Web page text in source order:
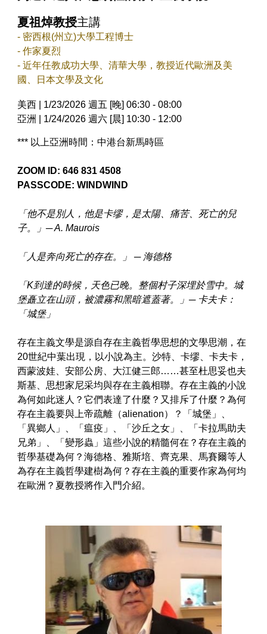
夏祖焯教授主講
- 密西根(州立)大學工程博士
- 作家夏烈
- 近年任教成功大學、清華大學，教授近代歐洲及美
國、日本文學及文化
美西 | 1/23/2026 週五 [晚] 06:30 - 08:00
亞洲 | 1/24/2026 週六 [晨] 10:30 - 12:00
*** 以上亞洲時間：中港台新馬時區
ZOOM ID: 646 831 4508
PASSCODE: WINDWIND
「他不是別人，他是卡缪，是太陽、痛苦、死亡的兒
子。」─ A. Maurois
「人是奔向死亡的存在。」 ─ 海德格
「K到達的時候，天色已晚。整個村子深埋於雪中。城
堡矗立在山頭，被濃霧和黑暗遮蓋著。」─ 卡夫卡：
「城堡」
存在主義文學是源自存在主義哲學思想的文學思潮，在
20世紀中葉出現，以小說為主。沙特、卡缪、卡夫卡，
西蒙波娃、安部公房、大江健三郎……甚至杜思妥也夫
斯基、思想家尼采均與存在主義相聯。存在主義的小說
為何如此迷人？它們表達了什麼？又排斥了什麼？為何
存在主義要與上帝疏離（alienation）？「城堡」、
「異鄉人」、「瘟疫」、「沙丘之女」、「卡拉馬助夫
兄弟」、「變形蟲」這些小說的精髓何在？存在主義的
哲學基礎為何？海德格、雅斯培、齊克果、馬賽爾等人
為存在主義哲學建樹為何？存在主義的重要作家為何均
在歐洲？夏教授將作入門介紹。